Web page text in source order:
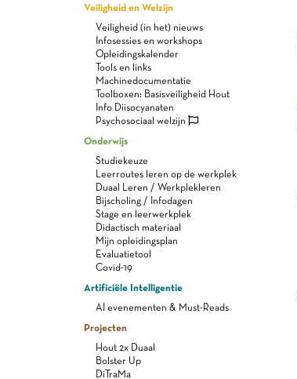
Veiligheid en Welzijn
Veiligheid (in het) nieuws
Infosessies en workshops
Opleidingskalender
Tools en links
Machinedocumentatie
Toolboxen: Basisveiligheid Hout
Info Diisocyanaten
Psychosociaal welzijn
Onderwijs
Studiekeuze
Leerroutes leren op de werkplek
Duaal Leren / Werkplekleren
Bijscholing / Infodagen
Stage en leerwerkplek
Didactisch materiaal
Mijn opleidingsplan
Evaluatietool
Covid-19
Artificiële Intelligentie
AI evenementen & Must-Reads
Projecten
Hout 2x Duaal
Bolster Up
DiTraMa